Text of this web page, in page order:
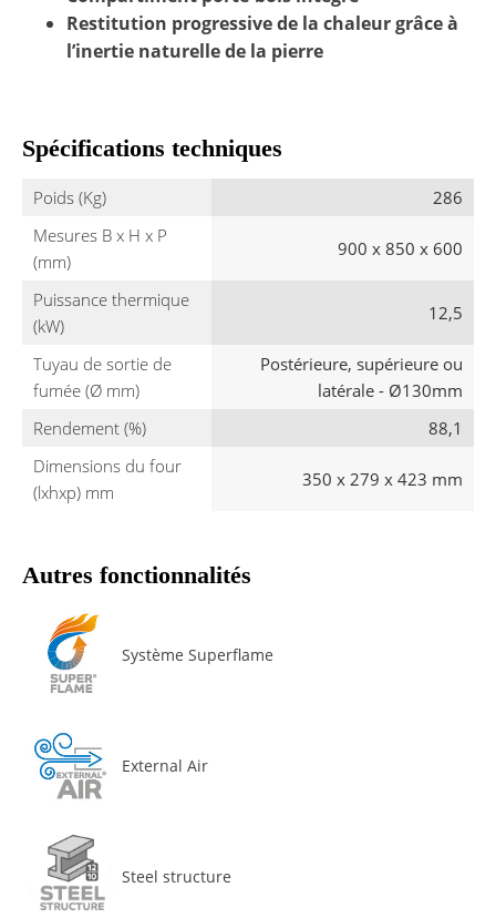
Restitution progressive de la chaleur grâce à
l’inertie naturelle de la pierre
Spécifications techniques
Poids (Kg)
286
Mesures B x H x P
(mm)
900 x 850 x 600
Puissance thermique
(kW)
12,5
Tuyau de sortie de
fumée (Ø mm)
Postérieure, supérieure ou
latérale - Ø130mm
Rendement (%)
88,1
Dimensions du four
(lxhxp) mm
350 x 279 x 423 mm
Autres fonctionnalités
Système Superflame
External Air
Steel structure